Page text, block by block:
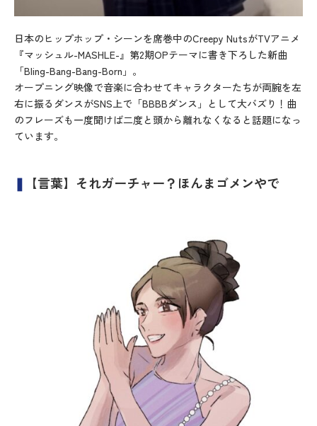
日本のヒップホップ・シーンを席巻中のCreepy NutsがTVアニメ
『マッシュル-MASHLE-』第2期OPテーマに書き下ろした新曲
「Bling-Bang-Bang-Born」。
オープニング映像で音楽に合わせてキャラクターたちが両腕を左
右に振るダンスがSNS上で「BBBBダンス」として大バズり！曲
のフレーズも一度聞けば二度と頭から離れなくなると話題になっ
ています。
❚ 【言葉】それガーチャー？ほんまゴメンやで